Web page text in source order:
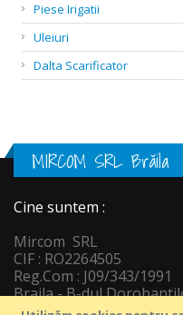
Piese Irigatii
Uleiuri
Dalta Scarificator
MIRCOM SRL Brăila
Cine suntem :
Mircom SRL
CIF : RO2264505
Reg.Com : J09/343/1991
Braila - B-dul
Informatii contact :